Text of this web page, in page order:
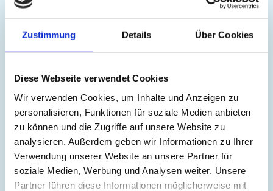
Zustimmung Details Über Cookies
Diese Webseite verwendet Cookies
Wir verwenden Cookies, um Inhalte und Anzeigen zu
personalisieren, Funktionen für soziale Medien anbieten
zu können und die Zugriffe auf unsere Website zu
analysieren. Außerdem geben wir Informationen zu Ihrer
Verwendung unserer Website an unsere Partner für
soziale Medien, Werbung und Analysen weiter. Unsere
Partner führen diese Informationen möglicherweise mit
EKG: Belastungs-EKG
Sonographie (Schilddrüse, Abdomen)